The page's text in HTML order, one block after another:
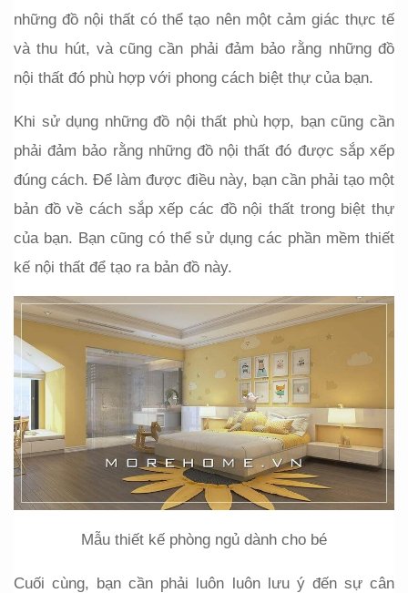
những đồ nội thất có thể tạo nên một cảm giác thực tế
và thu hút, và cũng cần phải đảm bảo rằng những đồ
nội thất đó phù hợp với phong cách biệt thự của bạn.
Khi sử dụng những đồ nội thất phù hợp, bạn cũng cần
phải đảm bảo rằng những đồ nội thất đó được sắp xếp
đúng cách. Để làm được điều này, bạn cần phải tạo một
bản đồ về cách sắp xếp các đồ nội thất trong biệt thự
của bạn. Bạn cũng có thể sử dụng các phần mềm thiết
kế nội thất để tạo ra bản đồ này.
Mẫu thiết kế phòng ngủ dành cho bé
Cuối cùng, bạn cần phải luôn luôn lưu ý đến sự cân